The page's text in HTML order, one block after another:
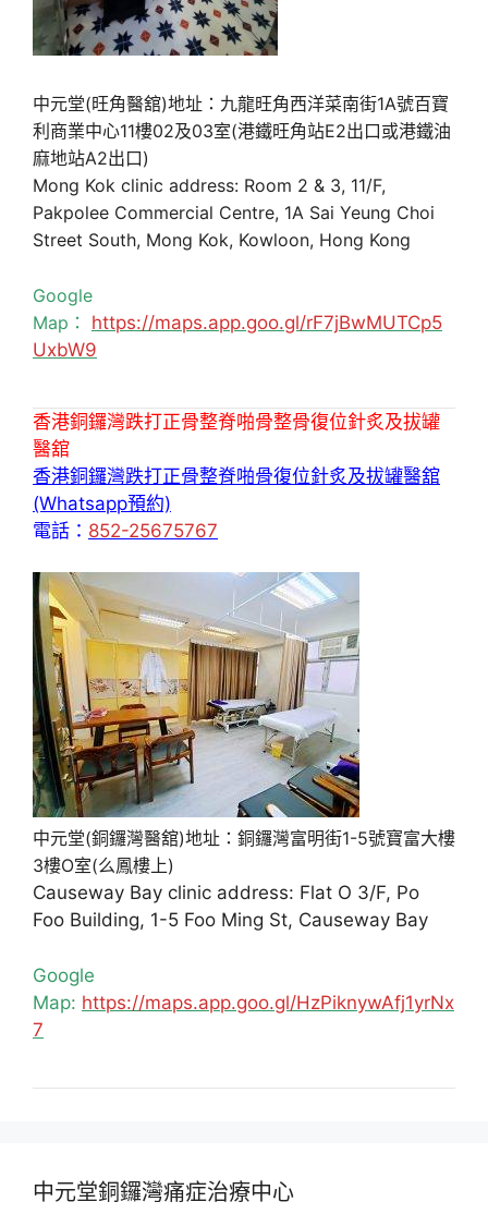
中元堂(旺角醫舘)地址：九龍旺角西洋菜南街1A號百寶
利商業中心11樓02及03室(港鐵旺角站E2出口或港鐵油
麻地站A2出口)
Mong Kok clinic address: Room 2 & 3, 11/F,
Pakpolee Commercial Centre, 1A Sai Yeung Choi
Street South, Mong Kok, Kowloon, Hong Kong
Google
Map： https://maps.app.goo.gl/rF7jBwMUTCp5
UxbW9
香港銅鑼灣跌打正骨整脊啪骨整骨復位針炙及拔罐
醫舘
香港銅鑼灣跌打正骨整脊啪骨復位針炙及拔罐醫舘
(Whatsapp預約)
電話： 852-25675767
中元堂(銅鑼灣醫舘)地址：銅鑼灣富明街1-5號寶富大樓
3樓O室(么鳳樓上)
Causeway Bay clinic address: Flat O 3/F, Po
Foo Building, 1-5 Foo Ming St, Causeway Bay
Google
Map: https://maps.app.goo.gl/HzPiknywAfj1yrNx
7
中元堂銅鑼灣痛症治療中心